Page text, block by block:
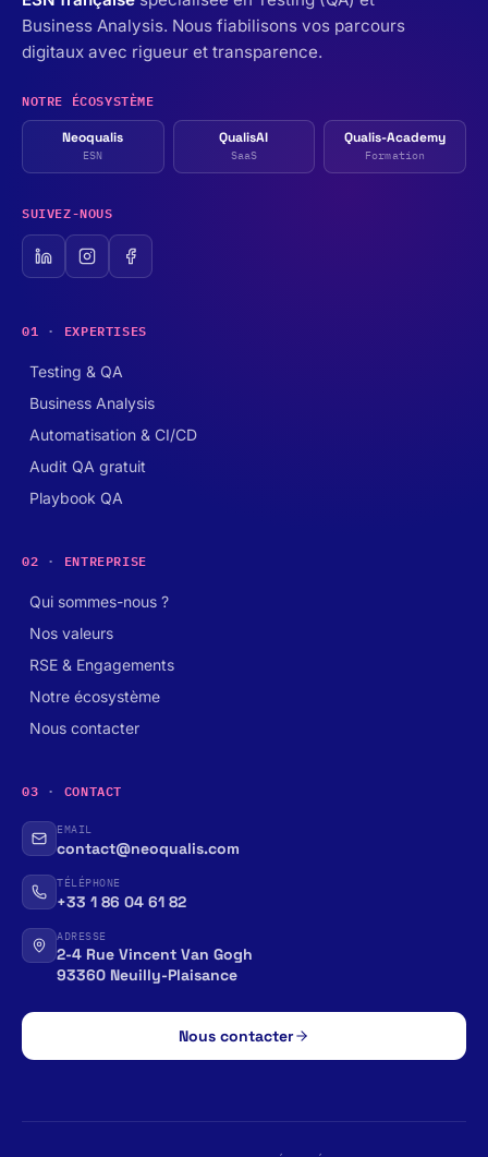
Business Analysis. Nous fiabilisons vos parcours
digitaux avec rigueur et transparence.
NOTRE ÉCOSYSTÈME
Neoqualis
ESN
QualisAI
SaaS
Qualis-Academy
Formation
SUIVEZ-NOUS
01 · EXPERTISES
Testing & QA
Business Analysis
Automatisation & CI/CD
Audit QA gratuit
Playbook QA
02 · ENTREPRISE
Qui sommes-nous ?
Nos valeurs
RSE & Engagements
Notre écosystème
Nous contacter
03 · CONTACT
EMAIL
contact@neoqualis.com
TÉLÉPHONE
+33 1 86 04 61 82
ADRESSE
2-4 Rue Vincent Van Gogh
93360 Neuilly-Plaisance
Nous contacter